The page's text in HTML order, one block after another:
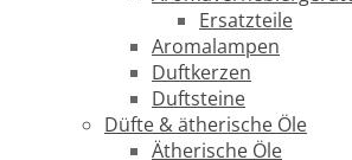
Ersatzteile
Aromalampen
Duftkerzen
Duftsteine
Düfte & ätherische Öle
Ätherische Öle